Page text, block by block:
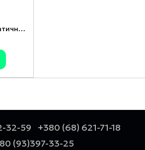
Фарбопульт пневматичний HP, форсунка 1.5 мм, INTERTOOL PT-0204
32-59
+380 (68) 621-71-18
(93)397-33-25